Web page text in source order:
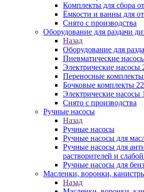
Комплекты для сбора
Ёмкости и ванны для
Снято с производства
Оборудование для раздачи
Назад
Оборудование для
Пневматические
Электрические насосы
Переносные
Бочковые комплекты
Электрические насосы
Снято с производства
Ручные насосы
Назад
Ручные насосы
Ручные насосы для
Ручные насосы для
растворителей и
Ручные насосы для
Масленки, воронки,
Назад